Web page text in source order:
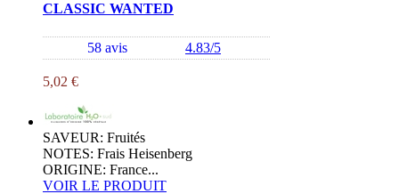
CLASSIC WANTED
58 avis 4.83/5
5,02 €
SAVEUR: Fruités
NOTES: Frais Heisenberg
ORIGINE: France...
VOIR LE PRODUIT